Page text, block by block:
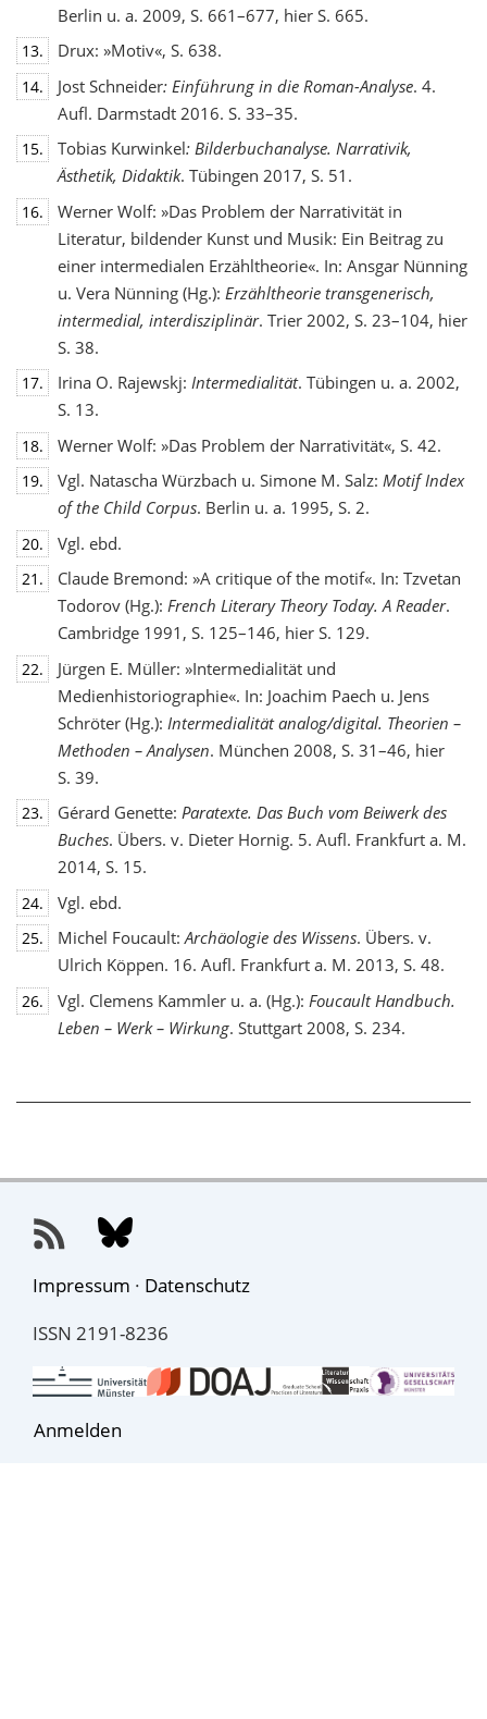
Berlin u. a. 2009, S. 661–677, hier S. 665.
13. Drux: »Motiv«, S. 638.
14. Jost Schneider: Einführung in die Roman-Analyse. 4.
Aufl. Darmstadt 2016. S. 33–35.
15. Tobias Kurwinkel: Bilderbuchanalyse. Narrativik,
Ästhetik, Didaktik. Tübingen 2017, S. 51.
16.
Werner Wolf: »Das Problem der Narrativität in
Literatur, bildender Kunst und Musik: Ein Beitrag zu
einer intermedialen Erzähltheorie«. In: Ansgar Nünning
u. Vera Nünning (Hg.): Erzähltheorie transgenerisch,
intermedial, interdisziplinär. Trier 2002, S. 23–104, hier
S. 38.
17. Irina O. Rajewskj: Intermedialität. Tübingen u. a. 2002,
S. 13.
18. Werner Wolf: »Das Problem der Narrativität«, S. 42.
19. Vgl. Natascha Würzbach u. Simone M. Salz: Motif Index
of the Child Corpus. Berlin u. a. 1995, S. 2.
20. Vgl. ebd.
21.
Claude Bremond: »A critique of the motif«. In: Tzvetan
Todorov (Hg.): French Literary Theory Today. A Reader.
Cambridge 1991, S. 125–146, hier S. 129.
22.
Jürgen E. Müller: »Intermedialität und
Medienhistoriographie«. In: Joachim Paech u. Jens
Schröter (Hg.): Intermedialität analog/digital. Theorien –
Methoden – Analysen. München 2008, S. 31–46, hier
S. 39.
23. Gérard Genette: Paratexte. Das Buch vom Beiwerk des
Buches. Übers. v. Dieter Hornig. 5. Aufl. Frankfurt a. M.
2014, S. 15.
24. Vgl. ebd.
25. Michel Foucault:Archäologie des Wissens. Übers. v.
Ulrich Köppen. 16. Aufl. Frankfurt a. M. 2013, S. 48.
26. Vgl. Clemens Kammler u. a. (Hg.): Foucault Handbuch.
Leben – Werk – Wirkung. Stuttgart 2008, S. 234.
Impressum · Datenschutz
ISSN 2191-8236
Anmelden